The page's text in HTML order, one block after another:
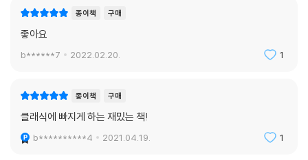
종이책 구매
좋아요
b******7 2022.02.20. 1
종이책 구매
클래식에 빠지게 하는 재밌는 책!
b**********4 2021.04.19. 1